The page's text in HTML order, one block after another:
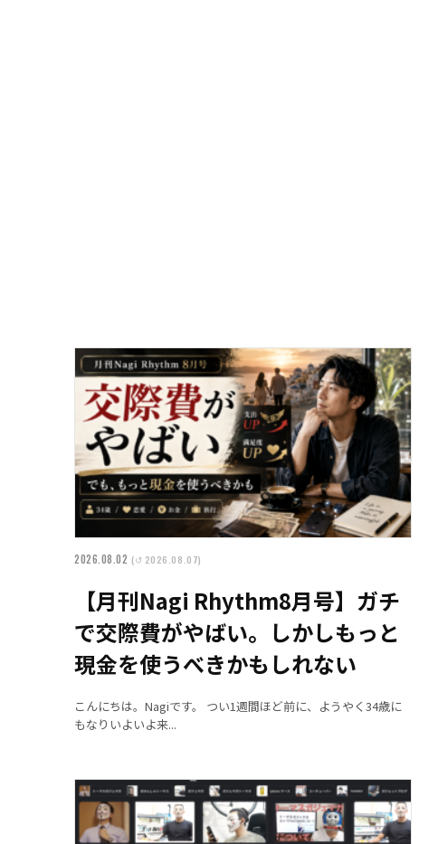
2026.08.02 (↺ 2026.08.07)
【月刊Nagi Rhythm8月号】ガチ
で交際費がやばい。しかしもっと
現金を使うべきかもしれない
こんにちは。Nagiです。 つい1週間ほど前に、ようやく34歳に
もなりいよいよ来...